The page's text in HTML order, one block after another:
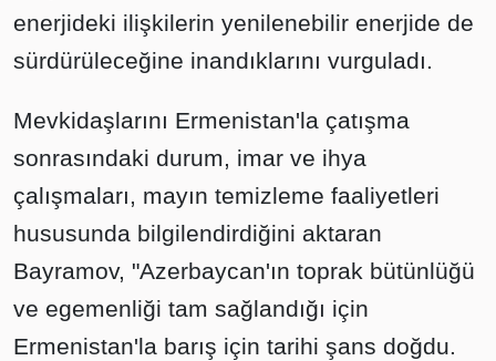
enerjideki ilişkilerin yenilenebilir enerjide de
sürdürüleceğine inandıklarını vurguladı.
Mevkidaşlarını Ermenistan'la çatışma
sonrasındaki durum, imar ve ihya
çalışmaları, mayın temizleme faaliyetleri
hususunda bilgilendirdiğini aktaran
Bayramov, "Azerbaycan'ın toprak bütünlüğü
ve egemenliği tam sağlandığı için
Ermenistan'la barış için tarihi şans doğdu.